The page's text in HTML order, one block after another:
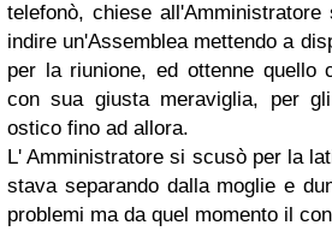
telefonò, chiese
indire un'Assemblea mettendo a
per la riunione, ed ottenne quello
con sua giusta meraviglia, per
ostico fino ad allora.
L' Amministratore si scusò per la
stava separando dalla moglie e
problemi ma da quel momento il